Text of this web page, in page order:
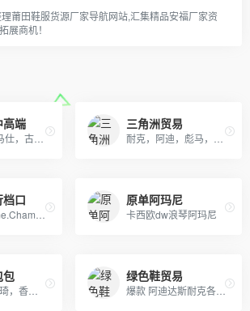
莆田鞋服货源厂家导航网站,汇集精品安福厂家资
展商机！
高端 三角洲贸易
口 原单阿玛尼
卡西欧dw浪琴阿玛尼
包 绿色鞋贸易